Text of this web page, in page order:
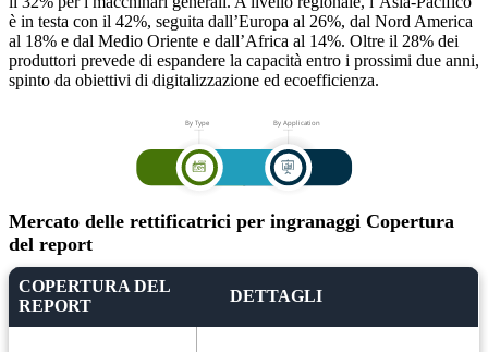
è in testa con il 42%, seguita dall’Europa al 26%, dal Nord America
al 18% e dal Medio Oriente e dall’Africa al 14%. Oltre il 28% dei
produttori prevede di espandere la capacità entro i prossimi due anni,
spinto da obiettivi di digitalizzazione ed ecoefficienza.
Mercato delle rettificatrici per ingranaggi Copertura
del report
COPERTURA DEL
REPORT
DETTAGLI